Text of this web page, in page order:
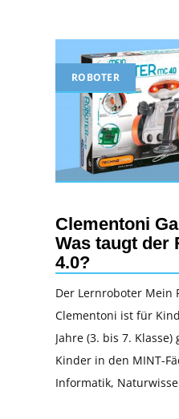
ROBOTER
Clementoni
Was taugt der
4.0?
Der Lernroboter Mein
Clementoni ist für
Jahre (3. bis 7.
Kinder in den MINT-
Informatik,